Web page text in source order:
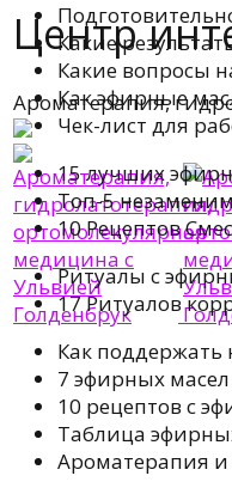
Центр
Ароматерапия,
Какие
Какие вопросы
Как эфирные
Чек-лист для
15 лучших
Топ-5
10 Рецептов
Ритуалы с
17 Ритуалов
Как
7 эфирных
10 рецептов с
Таблица
Ароматерапия